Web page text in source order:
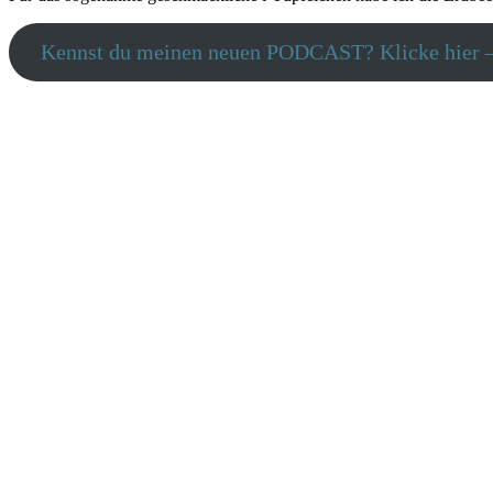
Kennst du meinen neuen PODCAST? Klicke hier